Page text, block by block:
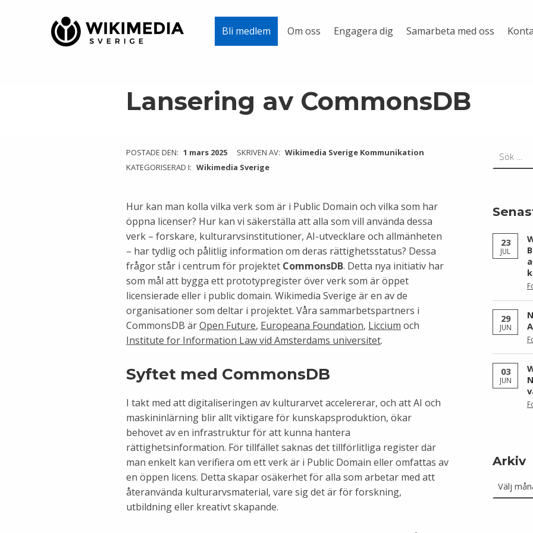
Bli medlem Om oss Engagera dig Samarbeta med oss
Lansering av CommonsDB
POSTADE DEN: 1 mars 2025 SKRIVEN AV: Wikimedia Sverige Kommunikation
KATEGORISERAD I: Wikimedia Sverige
Hur kan man kolla vilka verk som är i Public Domain och vilka som har
öppna licenser? Hur kan vi säkerställa att alla som vill använda dessa
verk – forskare, kulturarvsinstitutioner, AI-utvecklare och allmänheten
– har tydlig och pålitlig information om deras rättighetsstatus? Dessa
frågor står i centrum för projektet CommonsDB. Detta nya initiativ har
som mål att bygga ett prototypregister över verk som är öppet
licensierade eller i public domain. Wikimedia Sverige är en av de
organisationer som deltar i projektet. Våra sammarbetspartners i
CommonsDB ärOpen Future, Europeana Foundation, Liccium och
Institute for Information Law vid Amsterdams universitet.
Syftet med CommonsDB
I takt med att digitaliseringen av kulturarvet accelererar, och att AI och
maskininlärning blir allt viktigare för kunskapsproduktion, ökar
behovet av en infrastruktur för att kunna hantera
rättighetsinformation. För tillfället saknas det tillförlitliga register där
man enkelt kan verifiera om ett verk är i Public Domain eller omfattas av
en öppen licens. Detta skapar osäkerhet för alla som arbetar med att
återanvända kulturarvsmaterial, vare sig det är för forskning,
utbildning eller kreativt skapande.
23
JUL
29
JUN
03
JUN
Arkiv